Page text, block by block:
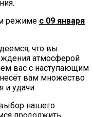
режиме с 09 января
что вы
атмосферой
вас с наступающим
вам множество
и удачи.
нашего